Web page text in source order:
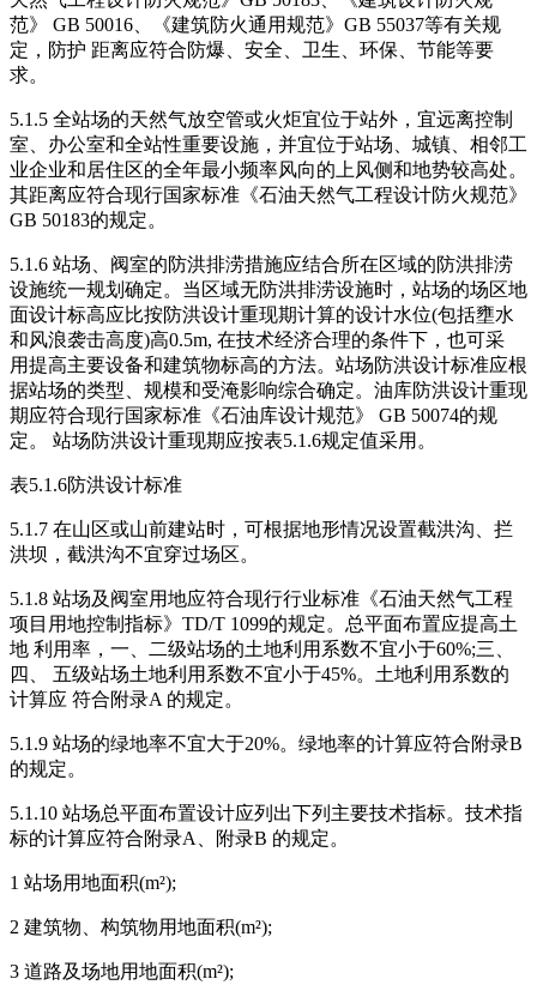
范》 GB 50016、《建筑防火通用规范》GB 55037等有关规
定，防护 距离应符合防爆、安全、卫生、环保、节能等要
求。
5.1.5 全站场的天然气放空管或火炬宜位于站外，宜远离控制
室、办公室和全站性重要设施，并宜位于站场、城镇、相邻工
业企业和居住区的全年最小频率风向的上风侧和地势较高处。
其距离应符合现行国家标准《石油天然气工程设计防火规范》
GB 50183的规定。
5.1.6 站场、阀室的防洪排涝措施应结合所在区域的防洪排涝
设施统一规划确定。当区域无防洪排涝设施时，站场的场区地
面设计标高应比按防洪设计重现期计算的设计水位(包括壅水
和风浪袭击高度)高0.5m, 在技术经济合理的条件下，也可采
用提高主要设备和建筑物标高的方法。站场防洪设计标准应根
据站场的类型、规模和受淹影响综合确定。油库防洪设计重现
期应符合现行国家标准《石油库设计规范》 GB 50074的规
定。 站场防洪设计重现期应按表5.1.6规定值采用。
表5.1.6防洪设计标准
5.1.7 在山区或山前建站时，可根据地形情况设置截洪沟、拦
洪坝，截洪沟不宜穿过场区。
5.1.8 站场及阀室用地应符合现行行业标准《石油天然气工程
项目用地控制指标》TD/T 1099的规定。总平面布置应提高土
地 利用率，一、二级站场的土地利用系数不宜小于60%;三、
四、 五级站场土地利用系数不宜小于45%。土地利用系数的
计算应 符合附录A 的规定。
5.1.9 站场的绿地率不宜大于20%。绿地率的计算应符合附录B
的规定。
5.1.10 站场总平面布置设计应列出下列主要技术指标。技术指
标的计算应符合附录A、附录B 的规定。
1 站场用地面积(m²);
2 建筑物、构筑物用地面积(m²);
3 道路及场地用地面积(m²);